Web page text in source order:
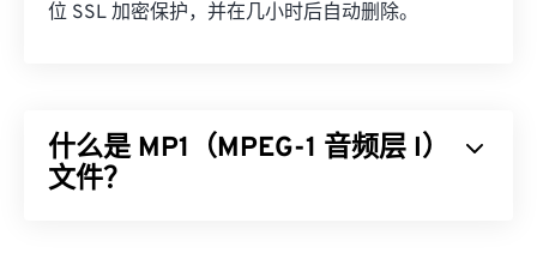
位 SSL 加密保护，并在几小时后自动删除。
什么是 MP1（MPEG-1 音频层 I）
文件？